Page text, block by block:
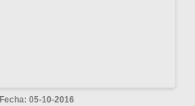
Fecha: 05-10-2016